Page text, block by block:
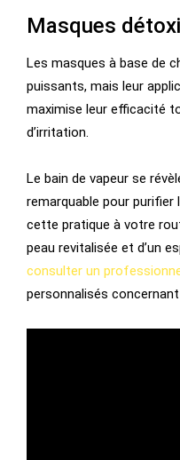
Masques
Les masques à base de
puissants, mais leur
maximise leur efficacité
d’irritation.
Le bain de vapeur se
remarquable pour purifier
cette pratique à votre
peau revitalisée et d’un
consulter un
personnalisés